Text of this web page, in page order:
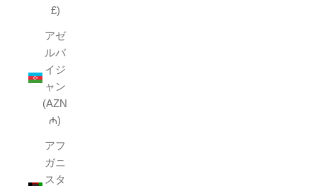
£)
アゼ
ルバ
イジ
ャン
(AZN
₼)
アフ
ガニ
スタ